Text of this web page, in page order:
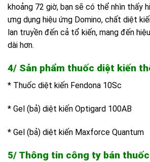
khoảng 72 giờ, bạn sẽ có thể nhìn thấy
ưng dụng hiệu ứng Domino, chất diệt
lan truyền đến cả tổ kiến, mang đến
dài hơn.
4/ Sản phẩm thuốc diệt kiến
* Thuốc diệt kiến Fendona 10Sc
* Gel (bả) diệt kiến Optigard 100AB
* Gel (bả) diệt kiến Maxforce Quantum
5/ Thông tin công ty bán